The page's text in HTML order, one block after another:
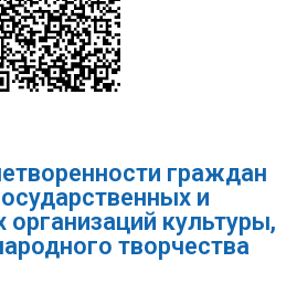
граждан
и
культуры,
творчества